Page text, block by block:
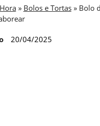
» Bolos e Tortas» Bolo
20/04/2025